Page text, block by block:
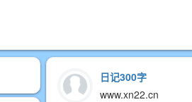
日记300字
www.xn22.cn